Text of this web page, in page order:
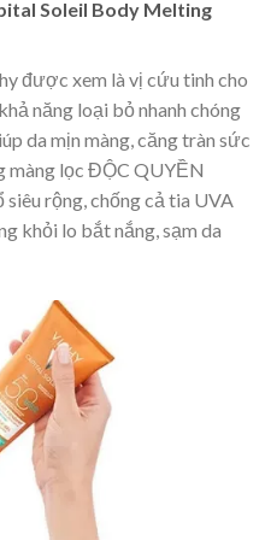
Soleil Body Melting
được xem là vị cứu tinh cho
năng loại bỏ nhanh chóng
da mịn màng, căng tràn sức
màng lọc ĐỘC QUYỀN
siêu rộng, chống cả tia UVA
khỏi lo bắt nắng, sạm da